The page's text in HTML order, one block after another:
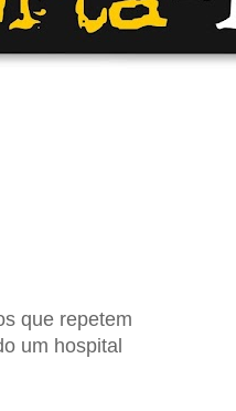
que repetem
um hospital